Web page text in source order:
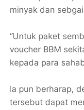
minyak dan
“Untuk paket
voucher BBM
kepada para
Ia pun berharap,
tersebut dapat